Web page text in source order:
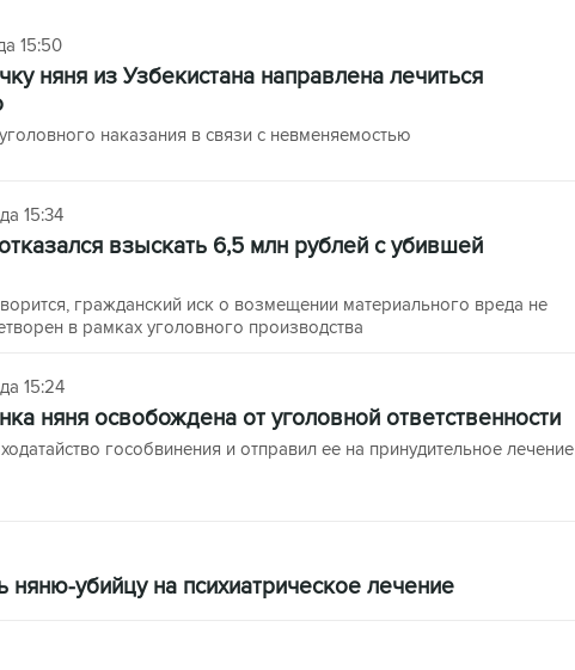
15:50
няня из Узбекистана направлена лечиться
наказания в связи с невменяемостью
15:34
взыскать 6,5 млн рублей с убившей
гражданский иск о возмещении материального вреда не
в рамках уголовного производства
15:24
няня освобождена от уголовной ответственности
гособвинения и отправил ее на принудительное лечение
няню-убийцу на психиатрическое лечение